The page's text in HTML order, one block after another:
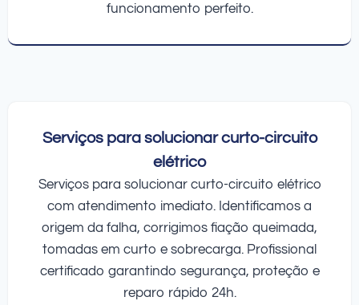
funcionamento perfeito.
Serviços para solucionar curto-circuito
elétrico
Serviços para solucionar curto-circuito elétrico
com atendimento imediato. Identificamos a
origem da falha, corrigimos fiação queimada,
tomadas em curto e sobrecarga. Profissional
certificado garantindo segurança, proteção e
reparo rápido 24h.